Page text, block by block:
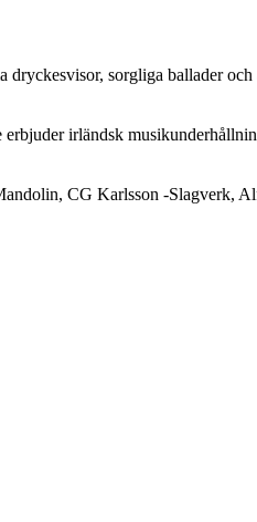
dryckesvisor, sorgliga ballader
irländsk
CG Karlsson -Slagverk,